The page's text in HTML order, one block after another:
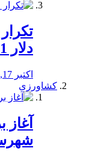
دلار 11 400
اکتبر 17, 2019
کشاورزی